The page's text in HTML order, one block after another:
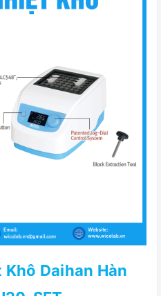
Daihan Hàn